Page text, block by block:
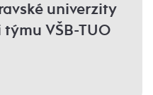
univerzity
VŠB-TUO